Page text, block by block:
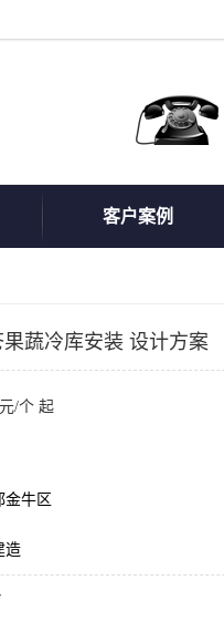
客户案例
蔬冷库安装 设计方案
元/个 起
金牛区
造